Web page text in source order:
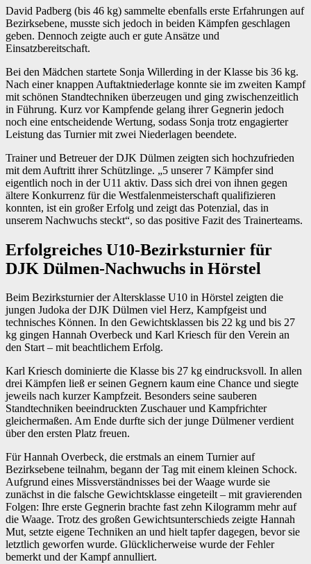
David Padberg (bis 46 kg) sammelte ebenfalls erste Erfahrungen auf
Bezirksebene, musste sich jedoch in beiden Kämpfen geschlagen
geben. Dennoch zeigte auch er gute Ansätze und
Einsatzbereitschaft.
Bei den Mädchen startete Sonja Willerding in der Klasse bis 36 kg.
Nach einer knappen Auftaktniederlage konnte sie im zweiten Kampf
mit schönen Standtechniken überzeugen und ging zwischenzeitlich
in Führung. Kurz vor Kampfende gelang ihrer Gegnerin jedoch
noch eine entscheidende Wertung, sodass Sonja trotz engagierter
Leistung das Turnier mit zwei Niederlagen beendete.
Trainer und Betreuer der DJK Dülmen zeigten sich hochzufrieden
mit dem Auftritt ihrer Schützlinge. „5 unserer 7 Kämpfer sind
eigentlich noch in der U11 aktiv. Dass sich drei von ihnen gegen
ältere Konkurrenz für die Westfalenmeisterschaft qualifizieren
konnten, ist ein großer Erfolg und zeigt das Potenzial, das in
unserem Nachwuchs steckt“, so das positive Fazit des Trainerteams.
Erfolgreiches U10-Bezirksturnier für
DJK Dülmen-Nachwuchs in Hörstel
Beim Bezirksturnier der Altersklasse U10 in Hörstel zeigten die
jungen Judoka der DJK Dülmen viel Herz, Kampfgeist und
technisches Können. In den Gewichtsklassen bis 22 kg und bis 27
kg gingen Hannah Overbeck und Karl Kriesch für den Verein an
den Start – mit beachtlichem Erfolg.
Karl Kriesch dominierte die Klasse bis 27 kg eindrucksvoll. In allen
drei Kämpfen ließ er seinen Gegnern kaum eine Chance und siegte
jeweils nach kurzer Kampfzeit. Besonders seine sauberen
Standtechniken beeindruckten Zuschauer und Kampfrichter
gleichermaßen. Am Ende durfte sich der junge Dülmener verdient
über den ersten Platz freuen.
Für Hannah Overbeck, die erstmals an einem Turnier auf
Bezirksebene teilnahm, begann der Tag mit einem kleinen Schock.
Aufgrund eines Missverständnisses bei der Waage wurde sie
zunächst in die falsche Gewichtsklasse eingeteilt – mit gravierenden
Folgen: Ihre erste Gegnerin brachte fast zehn Kilogramm mehr auf
die Waage. Trotz des großen Gewichtsunterschieds zeigte Hannah
Mut, setzte eigene Techniken an und hielt tapfer dagegen, bevor sie
letztlich geworfen wurde. Glücklicherweise wurde der Fehler
bemerkt und der Kampf annulliert.